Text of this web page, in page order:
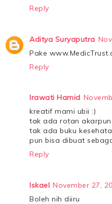
Reply
Aditya Suryaputra
Pake
Reply
Irawati Hamid
kreatif mami ubii :)
tak ada rotan
tak ada buku
pun bisa dibuat
Reply
Iskael November 27,
Boleh nih diiru